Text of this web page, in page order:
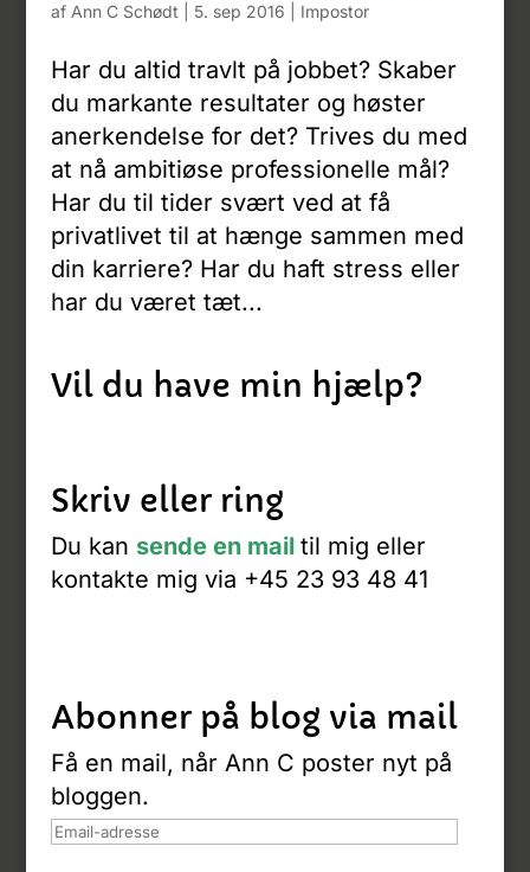
af Ann C Schødt 5. sep 2016 Impostor
Har du altid travlt på jobbet? Skaber
du markante resultater og høster
anerkendelse for det? Trives du med
at nå ambitiøse professionelle mål?
Har du til tider svært ved at få
privatlivet til at hænge sammen med
din karriere? Har du haft stress eller
har du været tæt...
Vil du have min hjælp?
Skriv eller ring
Du kan sende en mail til mig eller
kontakte mig via +45 23 93 48 41
Abonner på blog via mail
Få en mail, når Ann C poster nyt på
bloggen.
Email-